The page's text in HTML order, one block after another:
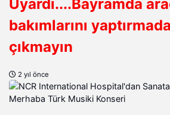
Uyardı....Bayramda
bakımlarını
çıkmayın
2 yıl önce